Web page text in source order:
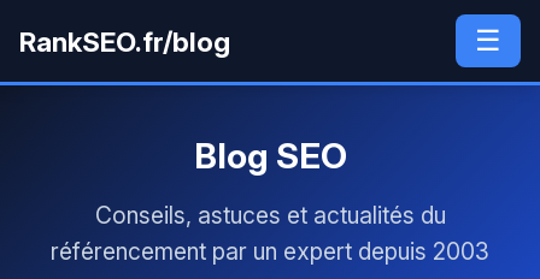
RankSEO.fr/blog ☰
Blog SEO
Conseils, astuces et actualités du
référencement par un expert depuis 2003